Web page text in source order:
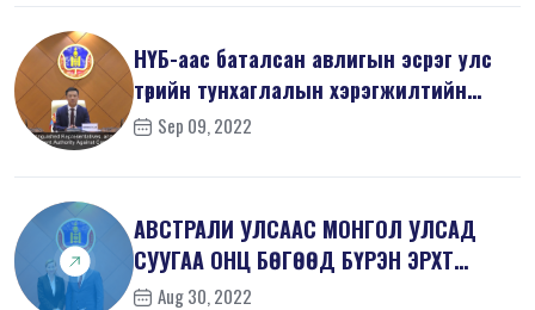
НҮБ-аас баталсан авлигын эсрэг улс
төрийн тунхаглалын хэрэгжилтийн
тал...Sep 09, 2022
АВСТРАЛИ УЛСААС МОНГОЛ УЛСАД
СУУГАА ОНЦ БӨГӨӨД БҮРЭН ЭРХТ
ЭЛЧИН САЙД Х...
Aug 30, 2022